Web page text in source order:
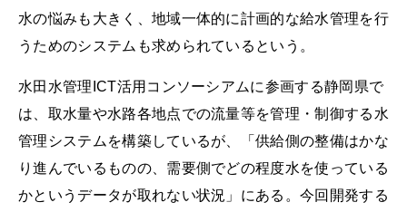
水の悩みも大きく、地域一体的に計画的な給水管理を行
うためのシステムも求められているという。
水田水管理ICT活用コンソーシアムに参画する静岡県で
は、取水量や水路各地点での流量等を管理・制御する水
管理システムを構築しているが、「供給側の整備はかな
り進んでいるものの、需要側でどの程度水を使っている
かというデータが取れない状況」にある。今回開発する